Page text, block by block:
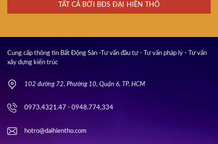
TẤT CẢ BỞI BĐS ĐẠI HIỀN THỔ
Cung cấp thông tin Bất Động Sản -Tư vấn đầu tư - Tư vấn pháp lý - Tư vấn
xây dựng kiến trúc
102 đường 72, Phường 10, Quận 6, TP. HCM
0973.4321.47 - 0948.774.334
hotro@daihientho.com